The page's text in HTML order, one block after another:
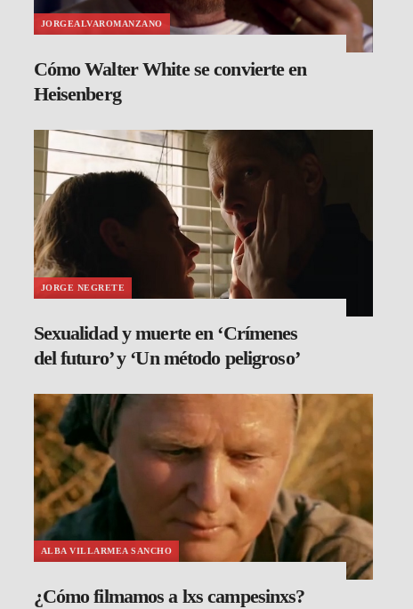
JORGEALVAROMANZANO
Cómo Walter White se convierte en
Heisenberg
JORGE NEGRETE
Sexualidad y muerte en ‘Crímenes
del futuro’ y ‘Un método peligroso’
ALBA VILLARMEA SANCHO
¿Cómo filmamos a lxs campesinxs?